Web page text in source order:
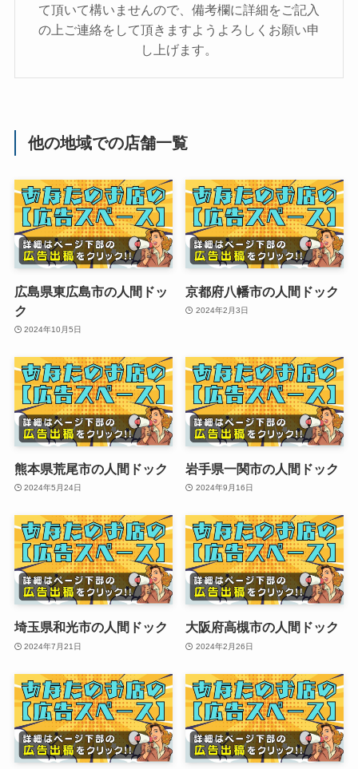
て頂いて構いませんので、備考欄に詳細をご記入
の上ご連絡をして頂きますようよろしくお願い申
し上げます。
他の地域での店舗一覧
広島県東広島市の人間ドッ
ク
2024年10月5日
京都府八幡市の人間ドック
2024年2月3日
熊本県荒尾市の人間ドック
2024年5月24日
岩手県一関市の人間ドック
2024年9月16日
埼玉県和光市の人間ドック
2024年7月21日
大阪府高槻市の人間ドック
2024年2月26日